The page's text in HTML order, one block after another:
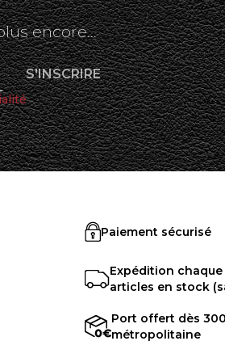
encore...
Paiement sécurisé
Expédition
articles en stock
Port offert dès
métropolitaine